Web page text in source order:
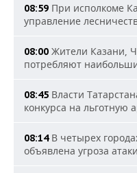
08:59 При исполкоме
управление
08:00 Жители Казани,
потребляют
08:45 Власти
конкурса на льготную
08:14В четырех
объявлена угроза